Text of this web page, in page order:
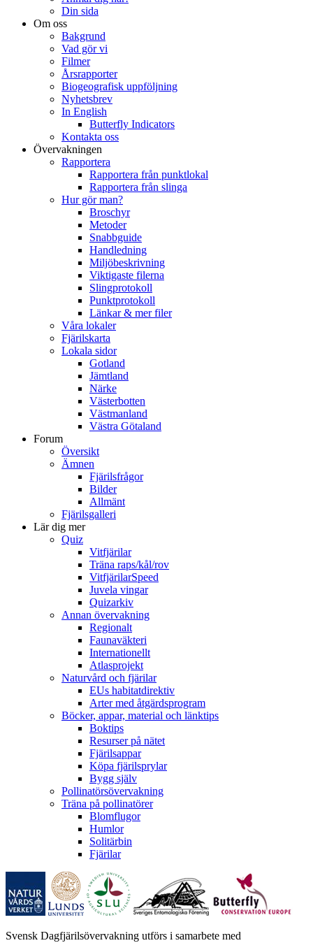
Din sida
Om oss
Bakgrund
Vad gör vi
Filmer
Årsrapporter
Biogeografisk uppföljning
Nyhetsbrev
In English
Butterfly Indicators
Kontakta oss
Övervakningen
Rapportera
Rapportera från punktlokal
Rapportera från slinga
Hur gör man?
Broschyr
Metoder
Snabbguide
Handledning
Miljöbeskrivning
Viktigaste filerna
Slingprotokoll
Punktprotokoll
Länkar & mer filer
Våra lokaler
Fjärilskarta
Lokala sidor
Gotland
Jämtland
Närke
Västerbotten
Västmanland
Västra Götaland
Forum
Översikt
Ämnen
Fjärilsfrågor
Bilder
Allmänt
Fjärilsgalleri
Lär dig mer
Quiz
Vitfjärilar
Träna raps/kål/rov
VitfjärilarSpeed
Juvela vingar
Quizarkiv
Annan övervakning
Regionalt
Faunaväkteri
Internationellt
Atlasprojekt
Naturvård och fjärilar
EUs habitatdirektiv
Arter med åtgärdsprogram
Böcker, appar, material och länktips
Boktips
Resurser på nätet
Fjärilsappar
Köpa fjärilsprylar
Bygg själv
Pollinatörsövervakning
Träna på pollinatörer
Blomflugor
Humlor
Solitärbin
Fjärilar
Svensk Dagfjärilsövervakning utförs i samarbete med